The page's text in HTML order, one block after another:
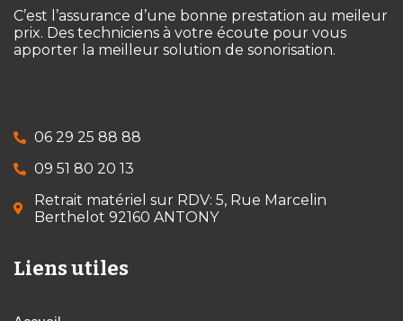
C’est l’assurance d’une bonne prestation au meileur
prix. Des techniciens à votre écoute pour vous
apporter la meilleur solution de sonorisation.
06 29 25 88 88
09 51 80 20 13
Retrait matériel sur RDV: 5, Rue Marcelin
Berthelot 92160 ANTONY
Liens utiles